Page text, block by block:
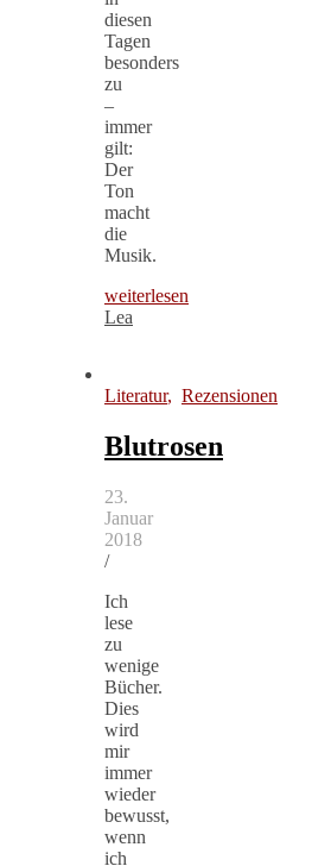
diesen
Tagen
besonders
zu
–
immer
gilt:
Der
Ton
macht
die
Musik.
weiterlesen
Lea
Literatur, Rezensionen
Blutrosen
23.
Januar
2018
/
Ich
lese
zu
wenige
Bücher.
Dies
wird
mir
immer
wieder
bewusst,
wenn
ich